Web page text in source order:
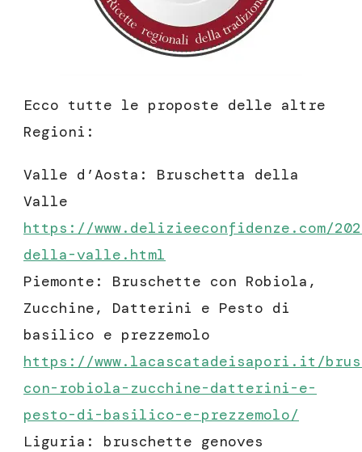
Ecco tutte le proposte delle altre
Regioni:
Valle d’Aosta: Bruschetta della
Valle
https://www.delizieeconfidenze.com/
della-valle.html
Piemonte: Bruschette con Robiola,
Zucchine, Datterini e Pesto di
basilico e prezzemolo
https://www.lacascatadeisapori.it/
con-robiola-zucchine-datterini-e-
pesto-di-basilico-e-prezzemolo/
Liguria: bruschette genoves